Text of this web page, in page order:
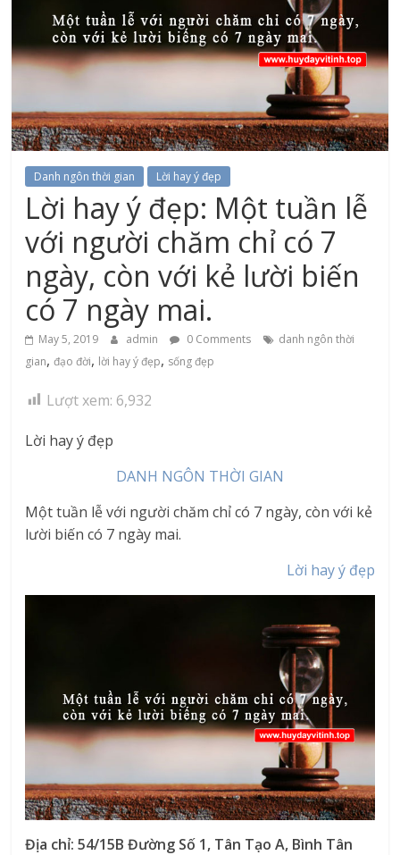
Danh ngôn thời gian Lời hay ý đẹp
Lời hay ý đẹp: Một tuần lễ
với người chăm chỉ có 7
ngày, còn với kẻ lười biến
có 7 ngày mai.
May 5, 2019 admin 0 Comments
danh ngôn thời
gian,đạo đời, lời hay ý đẹp, sống đẹp
Lượt xem: 6,932
Lời hay ý đẹp
DANH NGÔN THỜI GIAN
Một tuần lễ với người chăm chỉ có 7 ngày, còn với kẻ
lười biến có 7 ngày mai.
Lời hay ý đẹp
Địa chỉ: 54/15B Đường Số 1, Tân Tạo A, Bình Tân